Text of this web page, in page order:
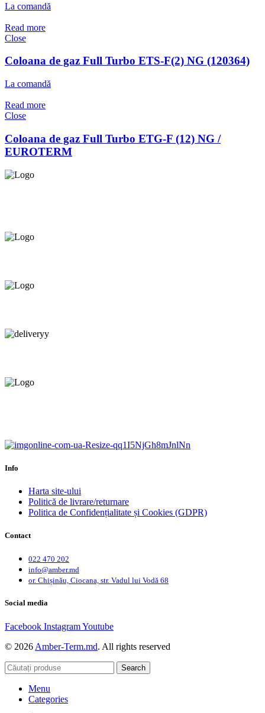
La comandă
Read more
Close
Coloana de gaz Full Turbo ETS-F(2) NG (120364)
La comandă
Read more
Close
Coloana de gaz Full Turbo ETG-F (12) NG /
EUROTERM
Info
Harta site-ului
Politică de livrare/returnare
Politica de Confidențialitate și Cookies (GDPR)
Contact
022 470 202
info@amber.md
or. Chișinău, Ciocana, str. Vadul lui Vodă 68
Social media
Facebook InstagramYoutube
© 2026 Amber-Term.md. All rights reserved
Search
Menu
Categories